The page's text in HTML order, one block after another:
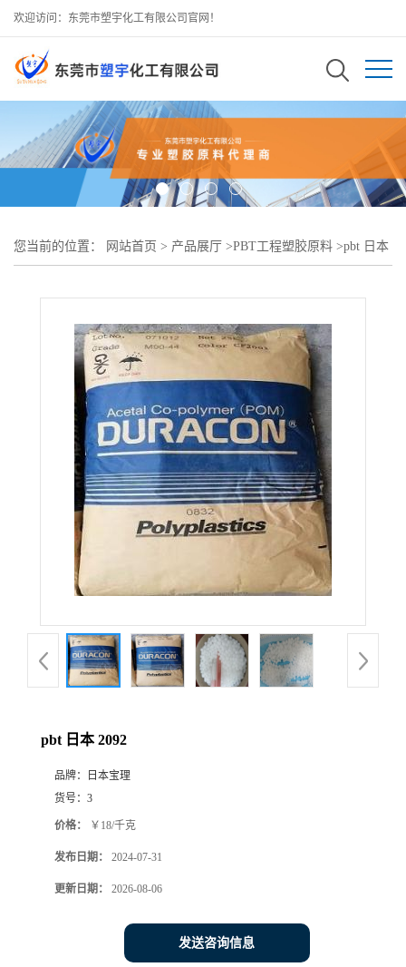
欢迎访问：东莞市塑宇化工有限公司官网！
您当前的位置： 网站首页 > 产品展厅 >PBT工程塑胶原料 >pbt 日本
pbt 日本 2092
品牌：
日本宝理
货号： 3
价格： ￥18/千克
发布日期： 2024-07-31
更新日期： 2026-08-06
发送咨询信息